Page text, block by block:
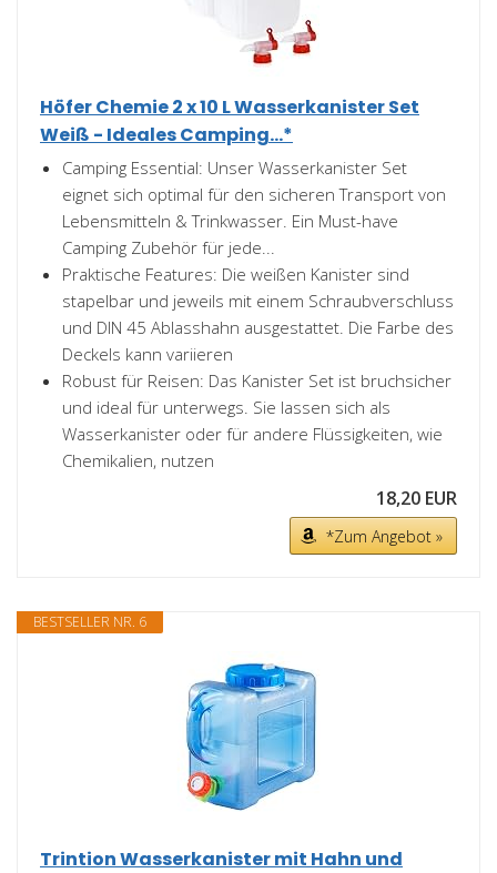
Höfer Chemie 2 x 10 L Wasserkanister Set
Weiß - Ideales Camping...*
Camping Essential: Unser Wasserkanister Set
eignet sich optimal für den sicheren Transport von
Lebensmitteln & Trinkwasser. Ein Must-have
Camping Zubehör für jede...
Praktische Features: Die weißen Kanister sind
stapelbar und jeweils mit einem Schraubverschluss
und DIN 45 Ablasshahn ausgestattet. Die Farbe des
Deckels kann variieren
Robust für Reisen: Das Kanister Set ist bruchsicher
und ideal für unterwegs. Sie lassen sich als
Wasserkanister oder für andere Flüssigkeiten, wie
Chemikalien, nutzen
18,20 EUR
*Zum Angebot »
BESTSELLER NR. 6
Trintion Wasserkanister mit Hahn und